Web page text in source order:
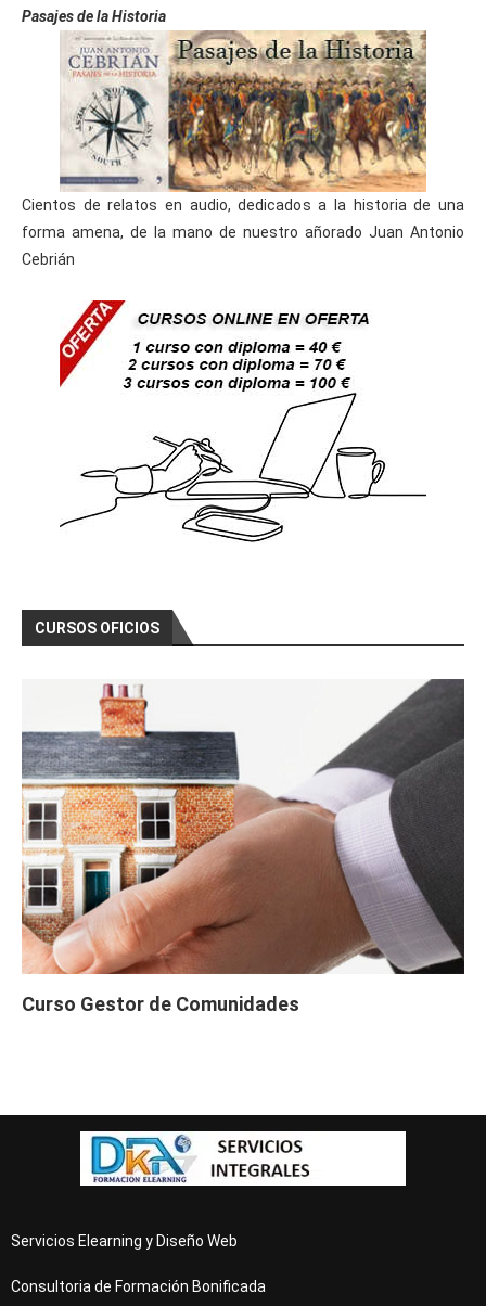
Pasajes de la Historia
Cientos de relatos en audio, dedicados a la historia de una
forma amena, de la mano de nuestro añorado Juan Antonio
Cebrián
CURSOS OFICIOS
Curso Gestor de Comunidades
Servicios Elearning y Diseño Web
Consultoria de Formación Bonificada